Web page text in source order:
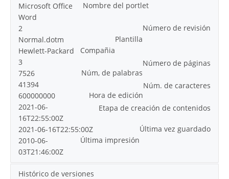
Nombre del portlet
Microsoft Office
Word
Número de revisión
2
Plantilla
Normal.dotm
Compañia
Hewlett-Packard
Número de páginas
3
Núm, de palabras
7526
Núm. de caracteres
41394
Hora de edición
600000000
Etapa de creación de contenidos
2021-06-
16T22:55:00Z
Última vez guardado
2021-06-16T22:55:00Z
Última impresión
2010-06-
03T21:46:00Z
Histórico de versiones